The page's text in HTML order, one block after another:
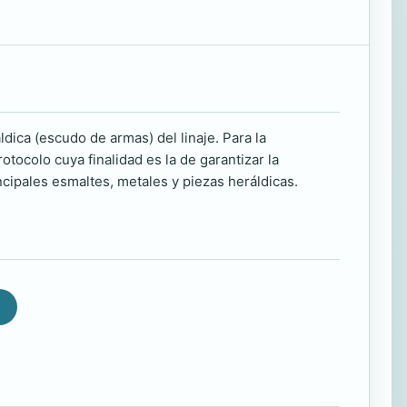
(escudo de armas) del linaje. Para la
cuya finalidad es la de garantizar la
esmaltes, metales y piezas heráldicas.